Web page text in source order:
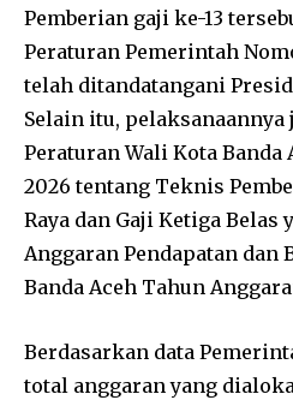
Pemberian gaji ke-13
Peraturan Pemerintah
telah ditandatangani
Selain itu,
Peraturan Wali Kota Banda
2026 tentang Teknis
Raya dan Gaji Ketiga Belas
Anggaran Pendapatan dan
Banda Aceh Tahun
Berdasarkan data
total anggaran yang